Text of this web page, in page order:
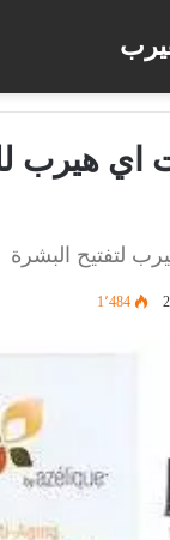
اي هيرب
لتفتيح البشرة
1٬484